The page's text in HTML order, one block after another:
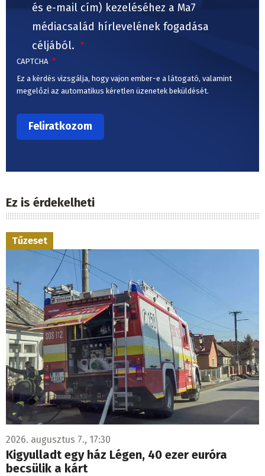
és e-mail cím) kezeléséhez a Ma7
médiacsalád hírlevelének fogadása
céljából.
CAPTCHA
Ez a kérdés vizsgálja, hogy vajon ember-e a látogató, valamint
megelőzi az automatikus kéretlen üzenetek beküldését.
Ez is érdekelheti
Tűzeset
2026. augusztus 7., 17:30
Kigyulladt egy ház Légen, 40 ezer euróra
becsülik a kárt